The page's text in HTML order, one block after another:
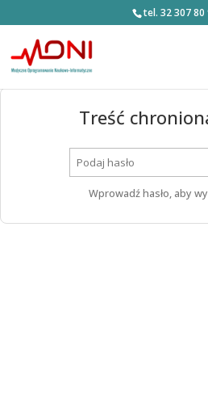
tel. 32 307 80
Treść
Wprowadź hasło, aby